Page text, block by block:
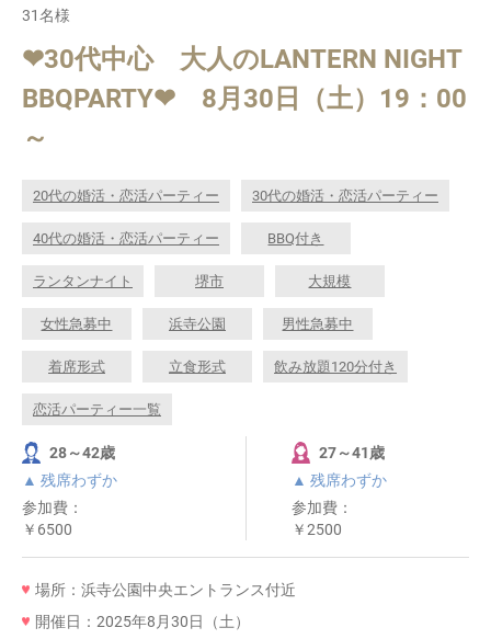
31名様
❤30代中心 大人のLANTERN NIGHT
BBQPARTY❤ 8月30日（土）19：00
～
20代の婚活・恋活パーティー 30代の婚活・恋活パーティー
40代の婚活・恋活パーティー BBQ付き
ランタンナイト 堺市 大規模
女性急募中 浜寺公園 男性急募中
着席形式 立食形式 飲み放題120分付き
恋活パーティー一覧
28～42歳
▲ 残席わずか
参加費：
￥6500
27～41歳
▲ 残席わずか
参加費：
￥2500
場所：浜寺公園中央エントランス付近
開催日：2025年8月30日（土）